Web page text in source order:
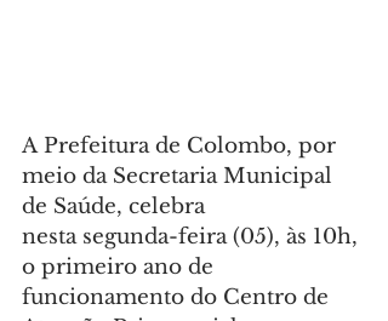
A Prefeitura de Colombo, por
meio da Secretaria Municipal
de Saúde, celebra
nesta segunda-feira (05), às 10h,
o primeiro ano de
funcionamento do Centro de